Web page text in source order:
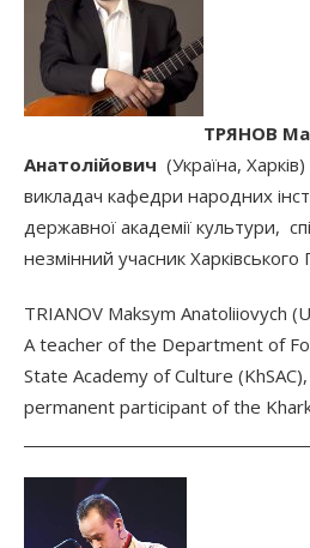
ТРЯНОВ
Анатолійович (Україна, Харків)
викладач кафедри народних
державної академії культури,
незмінний учасник Харківського
TRIANOV Maksym Anatoliiovych
A teacher of the Department of
State Academy of Culture
permanent participant of the